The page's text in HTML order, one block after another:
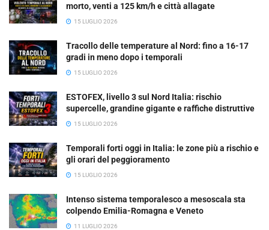
morto, venti a 125 km/h e città allagate
15 LUGLIO 2026
Tracollo delle temperature al Nord: fino a 16-17
gradi in meno dopo i temporali
15 LUGLIO 2026
ESTOFEX, livello 3 sul Nord Italia: rischio
supercelle, grandine gigante e raffiche distruttive
15 LUGLIO 2026
Temporali forti oggi in Italia: le zone più a rischio e
gli orari del peggioramento
15 LUGLIO 2026
Intenso sistema temporalesco a mesoscala sta
colpendo Emilia-Romagna e Veneto
11 LUGLIO 2026